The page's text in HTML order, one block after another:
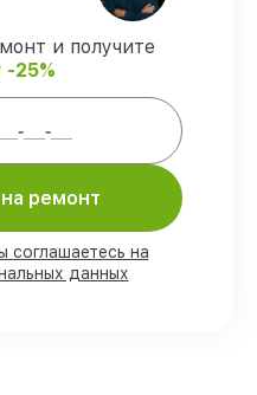
имеются на
остальные
Infratech и
и получите
-25%
ремонт
соглашаетесь на
данных